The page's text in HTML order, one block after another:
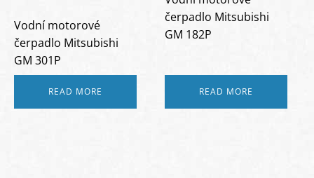
Vodní motorové
čerpadlo Mitsubishi
GM 301P
READ MORE
čerpadlo Mitsubishi
GM 182P
READ MORE